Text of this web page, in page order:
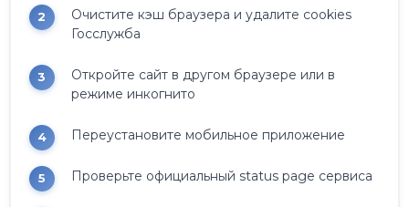
Очистите кэш браузера и удалите cookies
Госслужба
Откройте сайт в другом браузере или в
режиме инкогнито
Переустановите мобильное приложение
Проверьте официальный status page сервиса